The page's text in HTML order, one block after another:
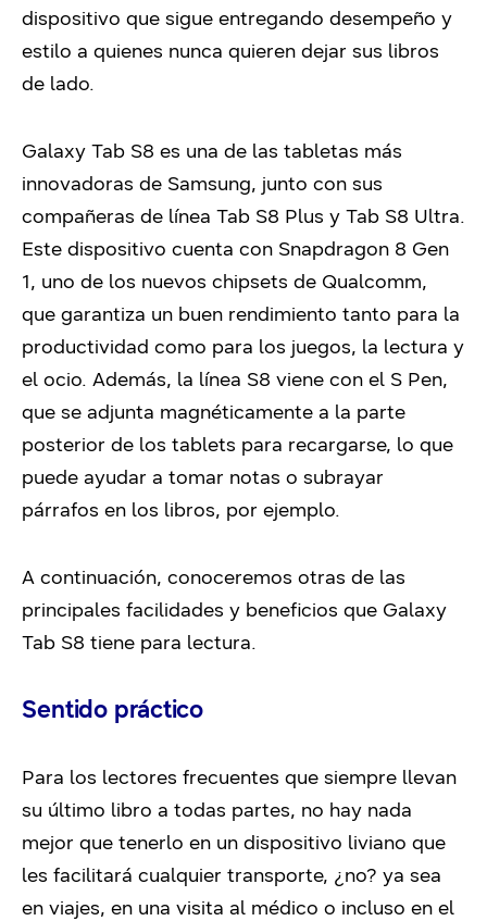
dispositivo que sigue entregando desempeño y
estilo a quienes nunca quieren dejar sus libros
de lado.
Galaxy Tab S8 es una de las tabletas más
innovadoras de Samsung, junto con sus
compañeras de línea Tab S8 Plus y Tab S8 Ultra.
Este dispositivo cuenta con Snapdragon 8 Gen
1, uno de los nuevos chipsets de Qualcomm,
que garantiza un buen rendimiento tanto para la
productividad como para los juegos, la lectura y
el ocio. Además, la línea S8 viene con el S Pen,
que se adjunta magnéticamente a la parte
posterior de los tablets para recargarse, lo que
puede ayudar a tomar notas o subrayar
párrafos en los libros, por ejemplo.
A continuación, conoceremos otras de las
principales facilidades y beneficios que Galaxy
Tab S8 tiene para lectura.
Sentido práctico
Para los lectores frecuentes que siempre llevan
su último libro a todas partes, no hay nada
mejor que tenerlo en un dispositivo liviano que
les facilitará cualquier transporte, ¿no? ya sea
en viajes, en una visita al médico o incluso en el